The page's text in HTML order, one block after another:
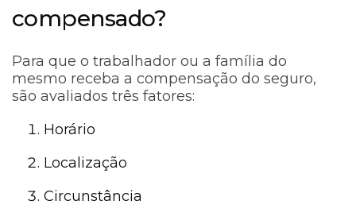
compensado?
Para que o trabalhador ou a família do
mesmo receba a compensação do seguro,
são avaliados três fatores:
Horário
Localização
Circunstância